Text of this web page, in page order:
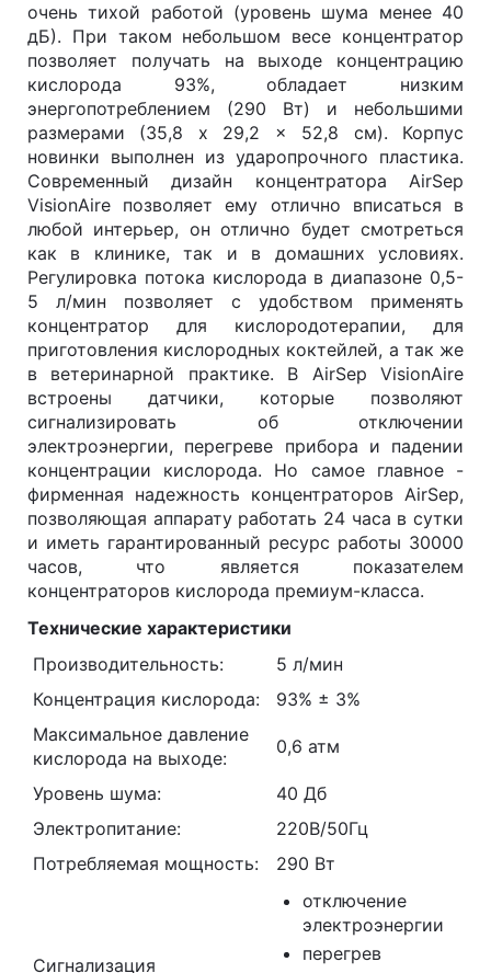
очень тихой работой (уровень шума менее 40
дБ). При таком небольшом весе концентратор
позволяет получать на выходе концентрацию
кислорода 93%, обладает низким
энергопотреблением (290 Вт) и небольшими
размерами (35,8 x 29,2 x 52,8 см). Корпус
новинки выполнен из ударопрочного пластика.
Современный дизайн концентратора AirSep
VisionAire позволяет ему отлично вписаться в
любой интерьер, он отлично будет смотреться
как в клинике, так и в домашних условиях.
Регулировка потока кислорода в диапазоне 0,5-
5 л/мин позволяет с удобством применять
концентратор для кислородотерапии, для
приготовления кислородных коктейлей, а так же
в ветеринарной практике. В AirSep VisionAire
встроены датчики, которые позволяют
сигнализировать об отключении
электроэнергии, перегреве прибора и падении
концентрации кислорода. Но самое главное -
фирменная надежность концентраторов AirSep,
позволяющая аппарату работать 24 часа в сутки
и иметь гарантированный ресурс работы 30000
часов, что является показателем
концентраторов кислорода премиум-класса.
Технические характеристики
Производительность:
5 л/мин
Концентрация кислорода:
93% ± 3%
Максимальное давление
кислорода на выходе:
0,6 атм
Уровень шума:
40 Дб
Электропитание:
220В/50Гц
Потребляемая мощность:
290 Вт
Сигнализация
отключение
электроэнергии
перегрев